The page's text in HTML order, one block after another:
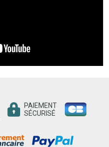
PAIEMENT
SÉCURISÉ